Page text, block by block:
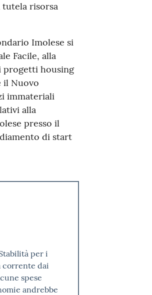
risorsa
Imolese si
Facile, alla
progetti housing
il Nuovo
immateriali
alla
presso il
di start
per i
corrente dai
spese
andrebbe